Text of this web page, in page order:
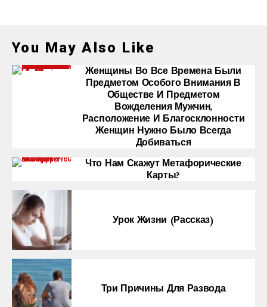
You May Also Like
Женщины Во Все Времена Были
Предметом Особого Внимания В
Обществе И Предметом
Вожделения Мужчин,
Расположение И Благосклонности
Женщин Нужно Было Всегда
Добиваться
Что Нам Скажут Метафорические
Карты?
Урок Жизни (рассказ)
Три Причины Для Развода